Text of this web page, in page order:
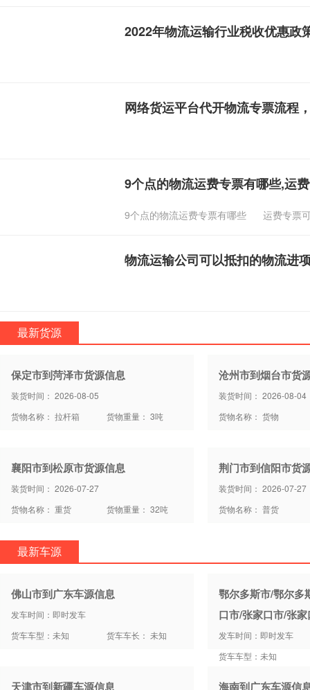
2022年物流运输行业税收优惠政
网络货运平台代开物流专票流程
9个点的物流运费专票有哪些,运
9个点的物流运费专票有哪些 运费专票
物流运输公司可以抵扣的物流进
最新货源
保定市到菏泽市货源信息
装货时间： 2026-08-05
货物名称： 拉杆箱
货物重量： 3吨
沧州市到烟台市货
装货时间： 2026-08-04
货物名称： 货物
襄阳市到松原市货源信息
装货时间： 2026-07-27
货物名称： 重货
货物重量： 32吨
荆门市到信阳市货
装货时间： 2026-07-27
货物名称： 普货
最新车源
佛山市到广东车源信息
发车时间：即时发车
货车车型：未知
货车车长： 未知
鄂尔多斯市/鄂尔多
口市/张家口市/张
发车时间：即时发车
货车车型：未知
天津市到新疆车源信息 海南到广东车源信